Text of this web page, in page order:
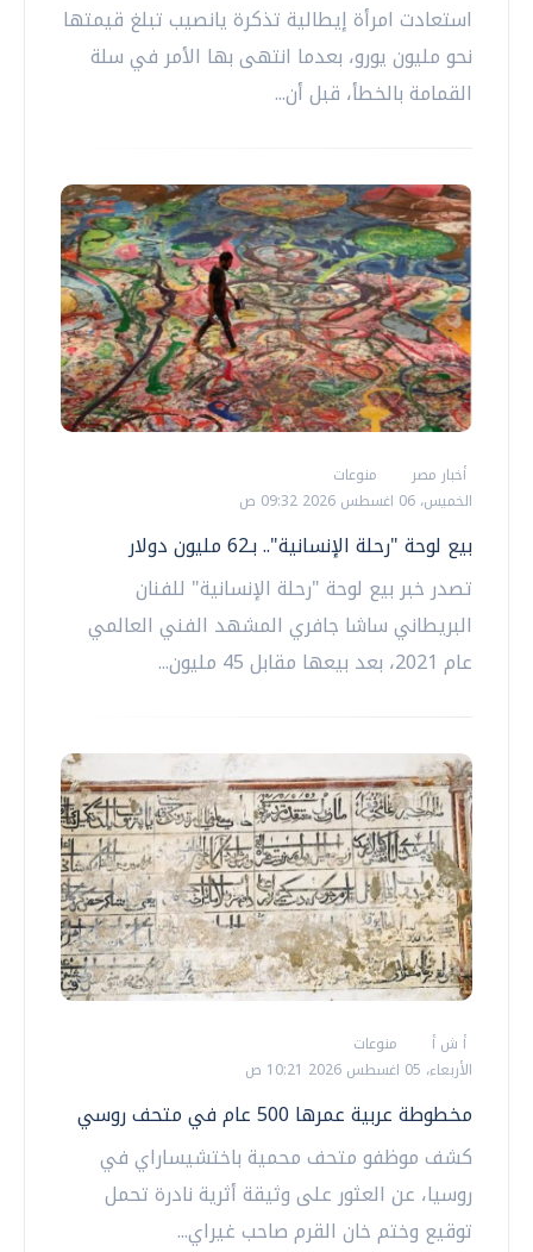
استعادت امرأة إيطالية تذكرة يانصيب تبلغ قيمتها
نحو مليون يورو، بعدما انتهى بها الأمر في سلة
القمامة بالخطأ، قبل أن...
أخبار مصر
منوعات
الخميس، 06 اغسطس 2026 09:32 ص
بيع لوحة "رحلة الإنسانية".. بـ62 مليون دولار
تصدر خبر بيع لوحة "رحلة الإنسانية" للفنان
البريطاني ساشا جافري المشهد الفني العالمي
عام 2021، بعد بيعها مقابل 45 مليون...
أ ش أ
منوعات
الأربعاء، 05 اغسطس 2026 10:21 ص
مخطوطة عربية عمرها 500 عام في متحف روسي
كشف موظفو متحف محمية باختشيساراي في
روسيا، عن العثور على وثيقة أثرية نادرة تحمل
توقيع وختم خان القرم صاحب غيراي...